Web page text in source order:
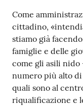
Come
cittadino,
stiamo già
famiglie e delle
come gli asili nido
numero più alto di
quali sono al
riqualificazione e